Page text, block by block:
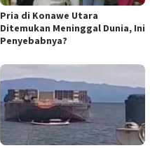
Pria di Konawe Utara
Ditemukan Meninggal Dunia, Ini
Penyebabnya?